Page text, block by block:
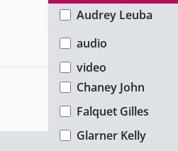
Audrey Leuba
Bétrancourt Mireille
Chanel Guillaume
Chaney John
Falquet Gilles
Glarner Kelly
Type de média
audio
video